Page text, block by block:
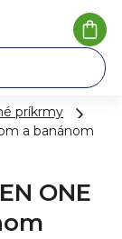
príkrmy
a banánom
ONE